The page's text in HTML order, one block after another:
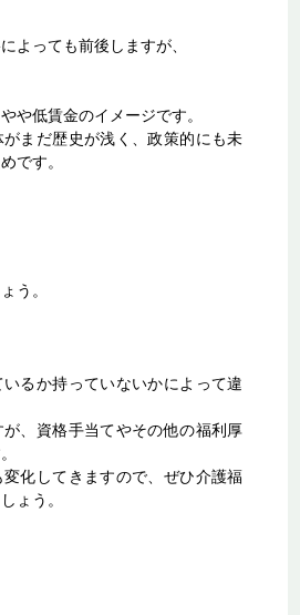
よっても前後しますが、
や低賃金のイメージです。
まだ歴史が浅く、政策的にも未
です。
う。
るか持っていないかによって違
、資格手当てやその他の福利厚
化してきますので、ぜひ介護福
ょう。